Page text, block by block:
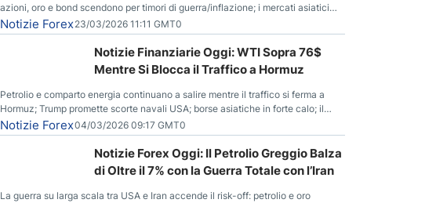
azioni, oro e bond scendono per timori di guerra/inflazione; i mercati asiatici
entrano in correzione; il petrolio greggio resta stabile.
Notizie Forex23/03/2026 11:11 GMT0
Notizie Finanziarie Oggi: WTI Sopra 76$
Mentre Si Blocca il Traffico a Hormuz
Petrolio e comparto energia continuano a salire mentre il traffico si ferma a
Hormuz; Trump promette scorte navali USA; borse asiatiche in forte calo; il
rialzo del gas naturale mette pressione all’euro.
Notizie Forex04/03/2026 09:17 GMT0
Notizie Forex Oggi: Il Petrolio Greggio Balza
di Oltre il 7% con la Guerra Totale con l’Iran
La guerra su larga scala tra USA e Iran accende il risk-off: petrolio e oro